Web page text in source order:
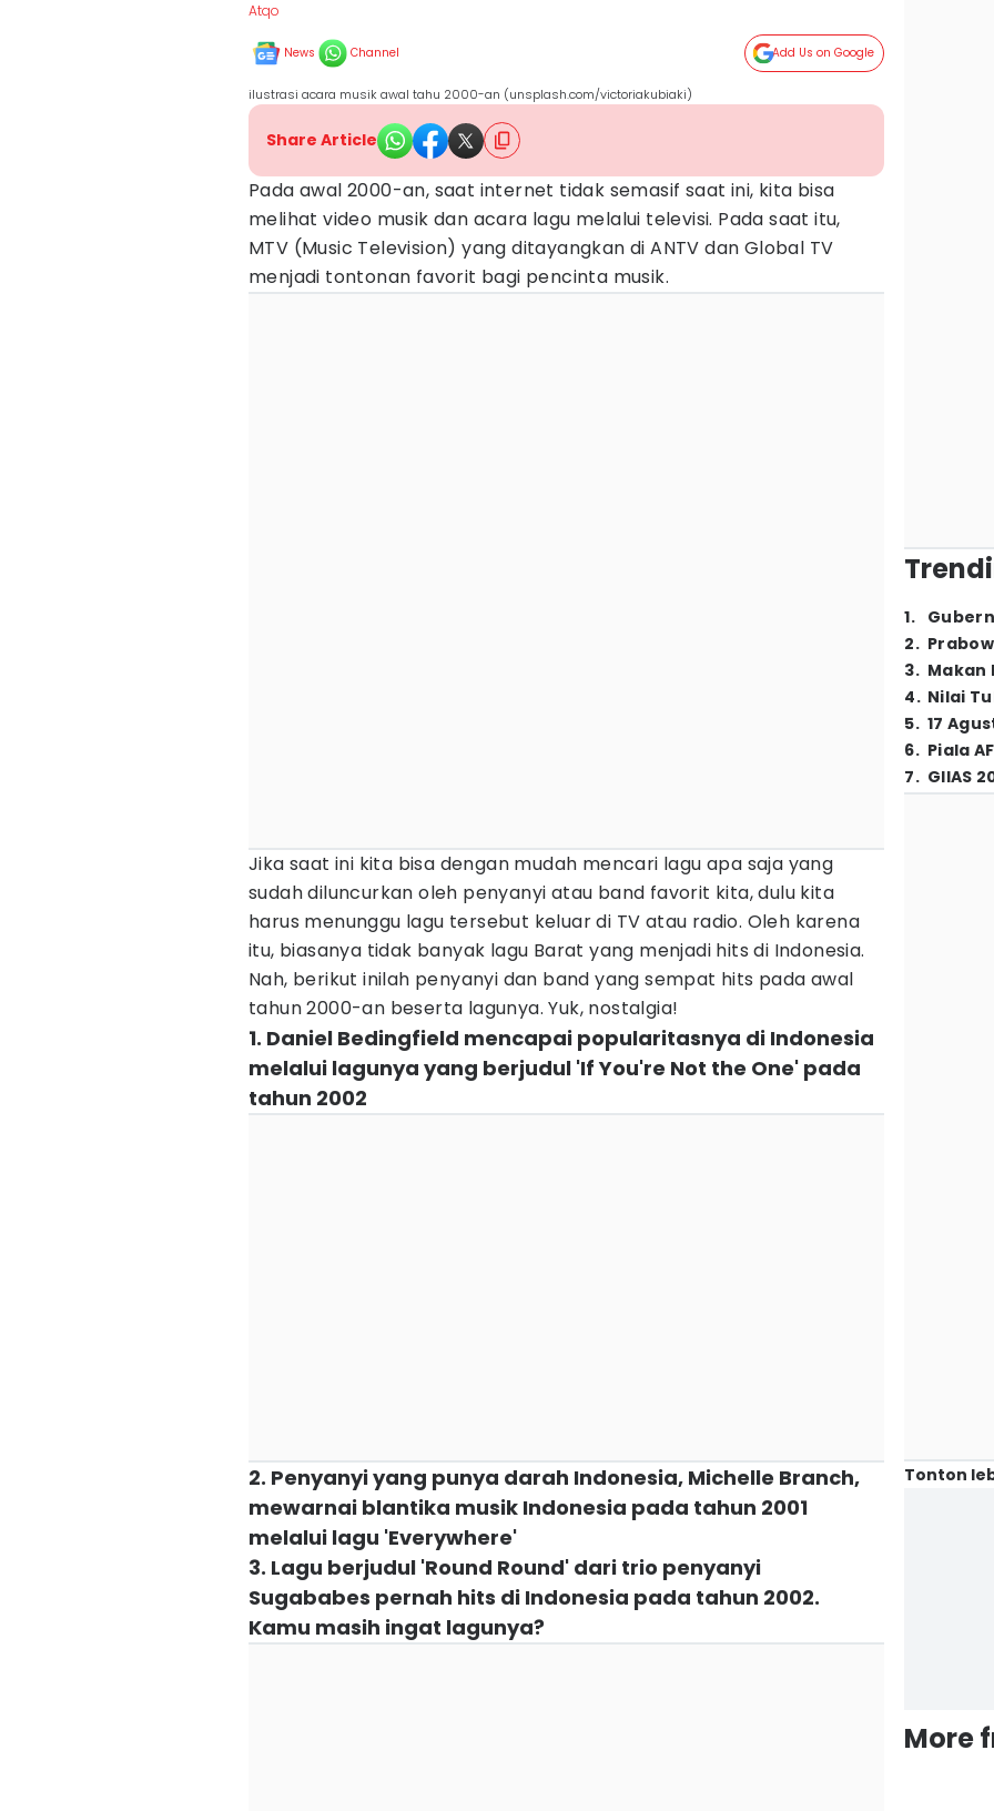
Atqo
News Channel Add Us on Google
ilustrasi acara musik awal tahu 2000-an (unsplash.com/victoriakubiaki)
Share Article
Pada awal 2000-an, saat internet tidak semasif saat ini, kita bisa
melihat video musik dan acara lagu melalui televisi. Pada saat itu,
MTV (Music Television) yang ditayangkan di ANTV dan Global TV
menjadi tontonan favorit bagi pencinta musik.
Jika saat ini kita bisa dengan mudah mencari lagu apa saja yang
sudah diluncurkan oleh penyanyi atau band favorit kita, dulu kita
harus menunggu lagu tersebut keluar di TV atau radio. Oleh karena
itu, biasanya tidak banyak lagu Barat yang menjadi hits di Indonesia.
Nah, berikut inilah penyanyi dan band yang sempat hits pada awal
tahun 2000-an beserta lagunya. Yuk, nostalgia!
1. Daniel Bedingfield mencapai popularitasnya di Indonesia
melalui lagunya yang berjudul 'If You're Not the One' pada
tahun 2002
2. Penyanyi yang punya darah Indonesia, Michelle Branch,
mewarnai blantika musik Indonesia pada tahun 2001
melalui lagu 'Everywhere'
3. Lagu berjudul 'Round Round' dari trio penyanyi
Sugababes pernah hits di Indonesia pada tahun 2002.
Kamu masih ingat lagunya?
1.
2.
3. Makan
4. Nilai
5. 17
6. Piala
7. GIIAS
Tonton
More